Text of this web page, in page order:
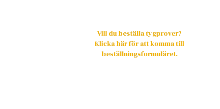
Vill du beställa tygprover?
Klicka här för att komma till
beställningsformuläret.